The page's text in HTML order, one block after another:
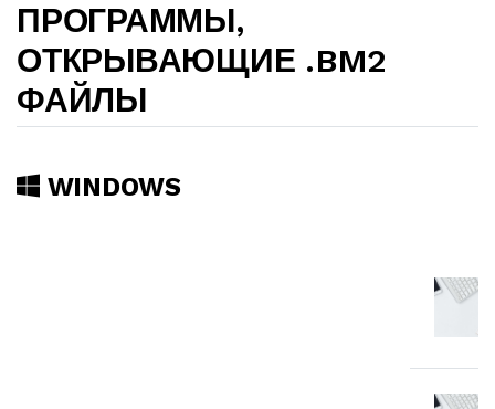
ПРОГРАММЫ,
ОТКРЫВАЮЩИЕ .BM2
ФАЙЛЫ
WINDOWS